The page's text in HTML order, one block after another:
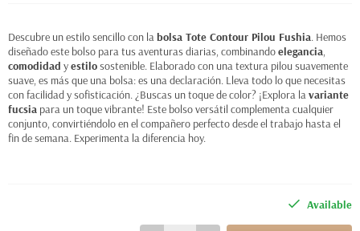
Descubre un estilo sencillo con labolsa Tote Contour Pilou Fushia. Hemos
diseñado este bolso para tus aventuras diarias, combinandoelegancia,
comodidad yestilosostenible. Elaborado con una textura pilou suavemente
suave, es más que una bolsa: es una declaración. Lleva todo lo que necesitas
con facilidad y sofisticación. ¿Buscas un toque de color? ¡Explora lavariante
fucsia para un toque vibrante! Este bolso versátil complementa cualquier
conjunto, convirtiéndolo en el compañero perfecto desde el trabajo hasta el
fin de semana. Experimenta la diferencia hoy.
Available